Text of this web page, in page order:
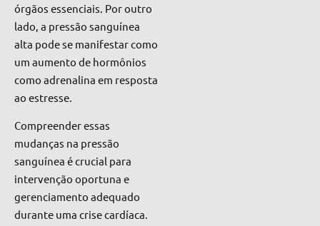
órgãos essenciais. Por outro
lado, a pressão sanguínea
alta pode se manifestar como
um aumento de hormônios
como adrenalina em resposta
ao estresse.
Compreender essas
mudanças na pressão
sanguínea é crucial para
intervenção oportuna e
gerenciamento adequado
durante uma crise cardíaca.